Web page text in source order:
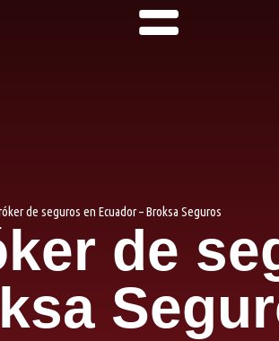
de seguros en Ecuador – Broksa Seguros
de